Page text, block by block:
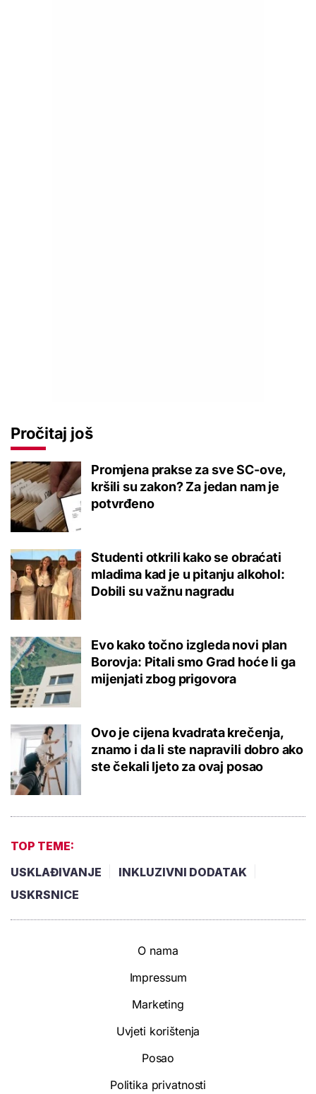
Pročitaj još
Promjena prakse za sve SC-ove,
kršili su zakon? Za jedan nam je
potvrđeno
Studenti otkrili kako se obraćati
mladima kad je u pitanju alkohol:
Dobili su važnu nagradu
Evo kako točno izgleda novi plan
Borovja: Pitali smo Grad hoće li ga
mijenjati zbog prigovora
Ovo je cijena kvadrata krečenja,
znamo i da li ste napravili dobro ako
ste čekali ljeto za ovaj posao
TOP TEME:
USKLAĐIVANJE
INKLUZIVNI DODATAK
USKRSNICE
O nama
Impressum
Marketing
Uvjeti korištenja
Posao
Politika privatnosti